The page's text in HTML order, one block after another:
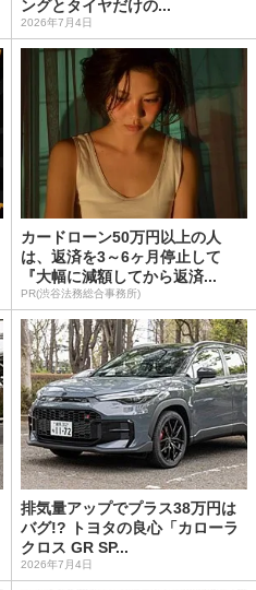
ングとタイヤだけの...
2026年7月4日
カードローン50万円以上の人
は、返済を3～6ヶ月停止して
『大幅に減額してから返済...
PR(渋谷法務総合事務所)
排気量アップでプラス38万円は
バグ!? トヨタの良心「カローラ
クロス GR SP...
2026年7月4日